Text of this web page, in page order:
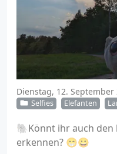
Dienstag, 12. September
Selfies Elefanten
🐘Könnt ihr auch den
erkennen? 😁😀